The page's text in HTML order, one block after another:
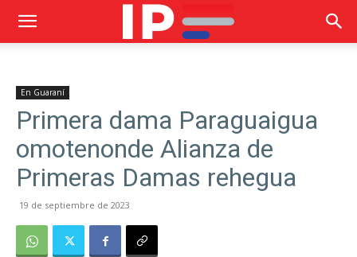
En Guaraní
Primera dama Paraguaigua
omotenonde Alianza de
Primeras Damas rehegua
19 de septiembre de 2023